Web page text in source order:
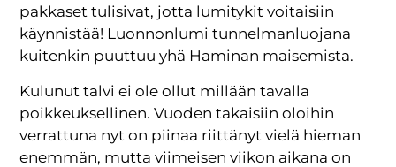
pakkaset tulisivat, jotta lumitykit voitaisiin
käynnistää! Luonnonlumi tunnelmanluojana
kuitenkin puuttuu yhä Haminan maisemista.
Kulunut talvi ei ole ollut millään tavalla
poikkeuksellinen. Vuoden takaisiin oloihin
verrattuna nyt on piinaa riittänyt vielä hieman
enemmän, mutta viimeisen viikon aikana on